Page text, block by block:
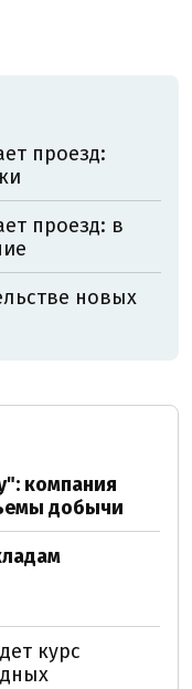
проезд:
проезд: в
новых
компания
добычи
курс